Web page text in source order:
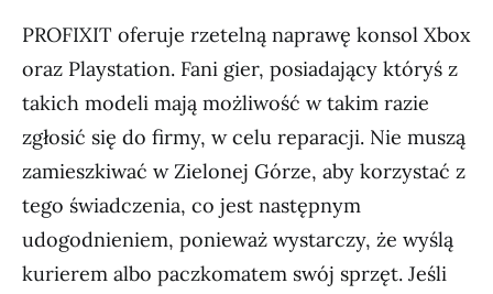
PROFIXIT oferuje rzetelną naprawę konsol Xbox
oraz Playstation. Fani gier, posiadający któryś z
takich modeli mają możliwość w takim razie
zgłosić się do firmy, w celu reparacji. Nie muszą
zamieszkiwać w Zielonej Górze, aby korzystać z
tego świadczenia, co jest następnym
udogodnieniem, ponieważ wystarczy, że wyślą
kurierem albo paczkomatem swój sprzęt. Jeśli